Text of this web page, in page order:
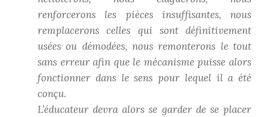
renforcerons les pièces insuffisantes, nous
remplacerons celles qui sont définitivement
usées ou démodées, nous remonterons le tout
sans erreur afin que le mécanisme puisse alors
fonctionner dans le sens pour lequel il a été
conçu.
L’éducateur devra alors se garder de se placer